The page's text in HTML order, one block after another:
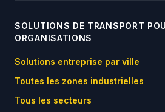
SOLUTIONS DE TRANSPORT
ORGANISATIONS
Solutions entreprise par ville
Toutes les zones industrielles
Tous les secteurs